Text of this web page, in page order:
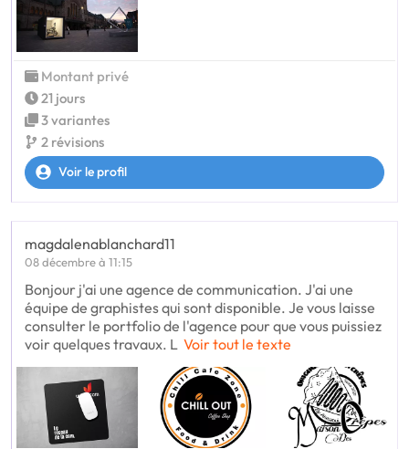
Montant privé
21 jours
3 variantes
2 révisions
Voir le profil
magdalenablanchard11
08 décembre à 11:15
Bonjour j'ai une agence de communication. J'ai une
équipe de graphistes qui sont disponible. Je vous laisse
consulter le portfolio de l'agence pour que vous puissiez
voir quelques travaux. L Voir tout le texte